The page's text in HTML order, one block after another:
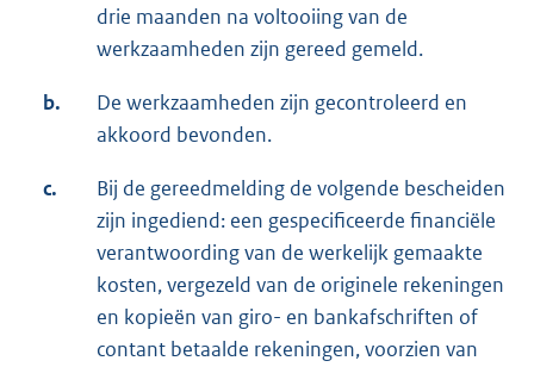
drie maanden na voltooiing van de
werkzaamheden zijn gereed gemeld.
b.
De werkzaamheden zijn gecontroleerd en
akkoord bevonden.
c.
Bij de gereedmelding de volgende bescheiden
zijn ingediend: een gespecificeerde financiële
verantwoording van de werkelijk gemaakte
kosten, vergezeld van de originele rekeningen
en kopieën van giro- en bankafschriften of
contant betaalde rekeningen, voorzien van